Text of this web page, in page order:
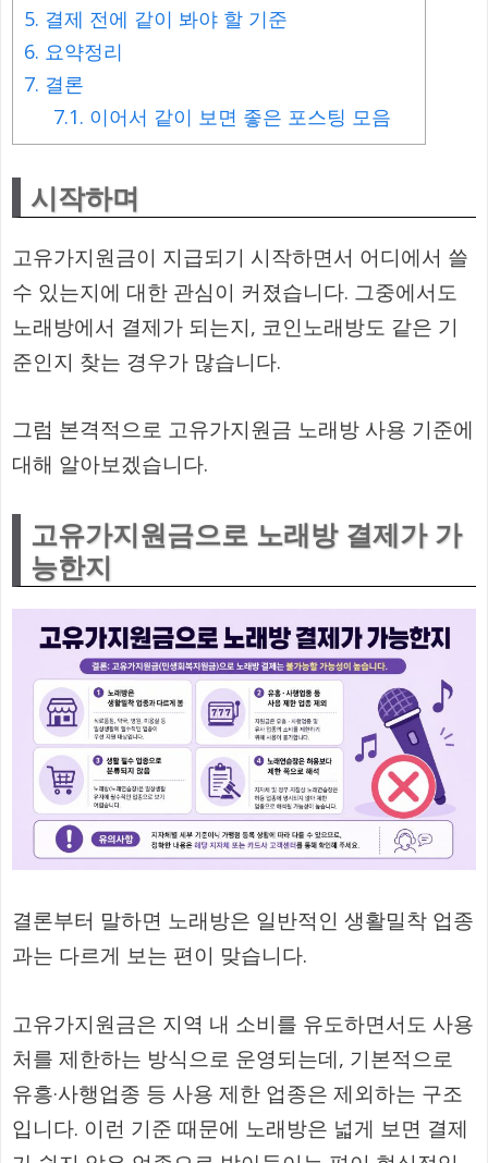
5. 결제 전에 같이 봐야 할 기준
6. 요약정리
7. 결론
7.1. 이어서 같이 보면 좋은 포스팅 모음
시작하며
고유가지원금이 지급되기 시작하면서 어디에서 쓸
수 있는지에 대한 관심이 커졌습니다. 그중에서도
노래방에서 결제가 되는지, 코인노래방도 같은 기
준인지 찾는 경우가 많습니다.
그럼 본격적으로 고유가지원금 노래방 사용 기준에
대해 알아보겠습니다.
고유가지원금으로 노래방 결제가 가
능한지
결론부터 말하면 노래방은 일반적인 생활밀착 업종
과는 다르게 보는 편이 맞습니다.
고유가지원금은 지역 내 소비를 유도하면서도 사용
처를 제한하는 방식으로 운영되는데, 기본적으로
유흥·사행업종 등 사용 제한 업종은 제외하는 구조
입니다. 이런 기준 때문에 노래방은 넓게 보면 결제